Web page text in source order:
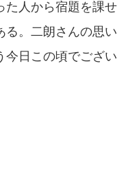
た人から宿題を課せ
る。二朗さんの思い
今日この頃でござい